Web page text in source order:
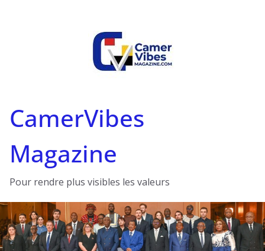
CamerVibes
Magazine
Pour rendre plus visibles les valeurs